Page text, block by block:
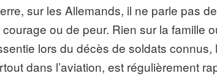
sur les Allemands, il ne parle pas
ou de peur. Rien sur la famille
lors du décès de soldats connus,
dans l’aviation, est régulièrement